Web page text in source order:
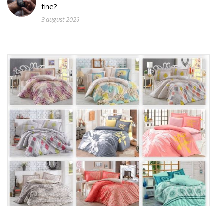
tine?
3 august 2026